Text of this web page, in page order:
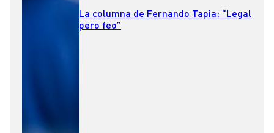
La columna de Fernando Tapia: “Legal
pero feo”